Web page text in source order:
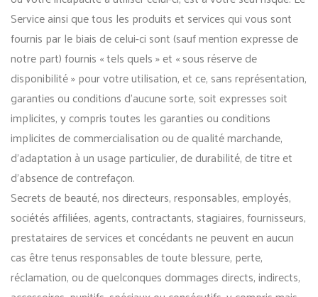
Service ainsi que tous les produits et services qui vous sont
fournis par le biais de celui-ci sont (sauf mention expresse de
notre part) fournis « tels quels » et « sous réserve de
disponibilité » pour votre utilisation, et ce, sans représentation,
garanties ou conditions d’aucune sorte, soit expresses soit
implicites, y compris toutes les garanties ou conditions
implicites de commercialisation ou de qualité marchande,
d’adaptation à un usage particulier, de durabilité, de titre et
d’absence de contrefaçon.
Secrets de beauté, nos directeurs, responsables, employés,
sociétés affiliées, agents, contractants, stagiaires, fournisseurs,
prestataires de services et concédants ne peuvent en aucun
cas être tenus responsables de toute blessure, perte,
réclamation, ou de quelconques dommages directs, indirects,